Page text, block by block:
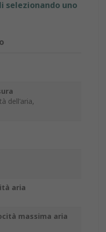
selezionando uno
dell'aria,
aria
massima aria